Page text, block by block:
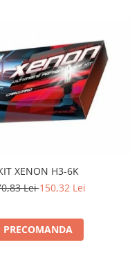
XENON H3-6K
Lei150,32 Lei
PRECOMANDA